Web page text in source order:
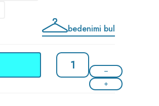
bedenimi bul